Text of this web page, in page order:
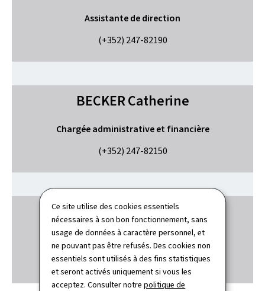
Ce site utilise des cookies essentiels
nécessaires à son bon fonctionnement, sans
usage de données à caractère personnel, et
ne pouvant pas être refusés. Des cookies non
essentiels sont utilisés à des fins statistiques
et seront activés uniquement si vous les
acceptez. Consulter notrepolitique de
Assistante de direction
(+352) 247-82190
BECKERCatherine
Chargée administrative et financière
(+352) 247-82150
SIMONJoy
Gestionnaire des ressources humaines
(+352) 247-82128